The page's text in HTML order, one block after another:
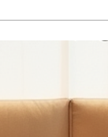
一
起
啡